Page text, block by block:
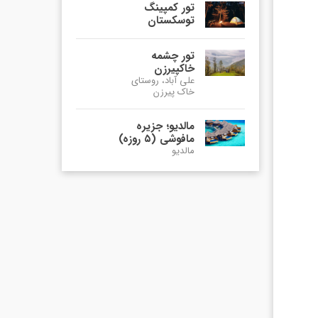
تور کمپینگ
توسکستان
تور چشمه
خاکپیرزن
علی آباد، روستای
خاک پیرزن
مالدیو؛ جزیره
مافوشی (۵ روزه)
مالدیو